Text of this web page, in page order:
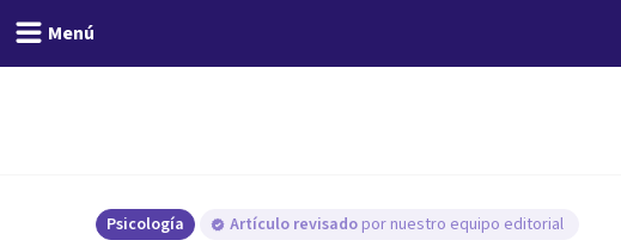
Menú
Psicología Artículo revisado por nuestro equipo editorial